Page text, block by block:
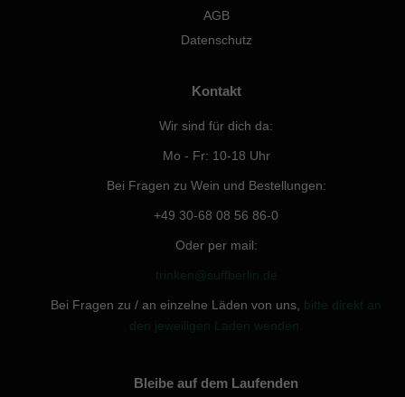
AGB
Datenschutz
Kontakt
Wir sind für dich da:
Mo - Fr: 10-18 Uhr
Bei Fragen zu Wein und Bestellungen:
+49 30-68 08 56 86-0
Oder per mail:
trinken@suffberlin.de
Bei Fragen zu / an einzelne Läden von uns,
bitte direkt an
den jeweiligen Laden wenden.
Bleibe auf dem Laufenden